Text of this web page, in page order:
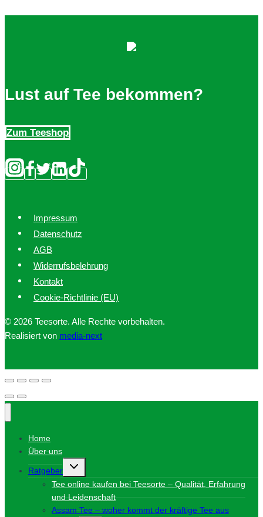
Lust auf Tee bekommen?
Zum Teeshop
Impressum
Datenschutz
AGB
Widerrufsbelehrung
Kontakt
Cookie-Richtlinie (EU)
© 2026 Teesorte. Alle Rechte vorbehalten.
Realisiert von media-next
Home
Über uns
Ratgeber
Untermenü
Tee online kaufen bei Teesorte – Qualität, Erfahrung
und Leidenschaft
Assam Tee – woher kommt der kräftige Tee aus